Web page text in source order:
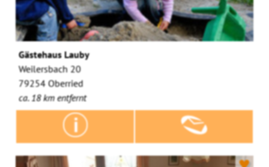
Gästehaus Lauby
Weilersbach 20
79254 Oberried
ca. 18 km entfernt